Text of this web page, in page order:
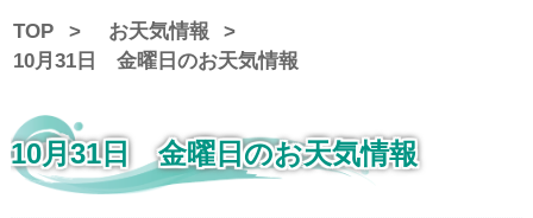
TOP
お天気情報
10月31日 金曜日のお天気情報
10月31日 金曜日のお天気情報